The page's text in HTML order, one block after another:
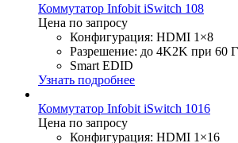
Коммутатор Infobit iSwitch 108
Цена по запросу
Конфигурация: HDMI 1×8
Разрешение: до 4K2K при 60
Smart EDID
Узнать подробнее
Коммутатор Infobit iSwitch 1016
Цена по запросу
Конфигурация: HDMI 1×16